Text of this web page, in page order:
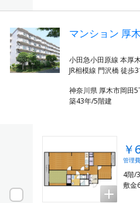
マンション 厚
小田急小田原線 本厚
神奈川県 厚木市岡田5
築43年/5階建
￥
管理
4階/
敷金